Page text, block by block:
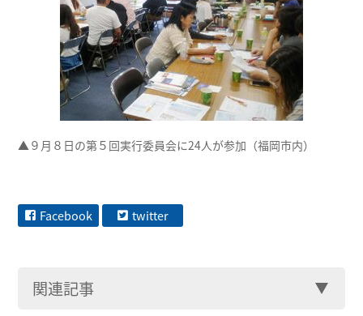
▲９月８日の第５回実行委員会に24人が参加（福岡市内）
Facebook twitter
関連記事